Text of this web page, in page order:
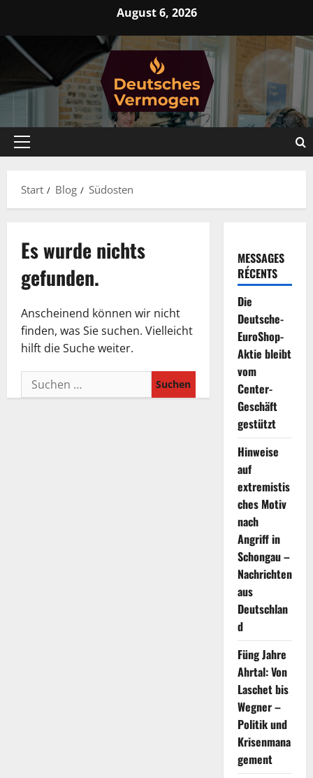
springen
August 6, 2026
Primäres
Start
Blog Südosten
Es wurde nichts
gefunden.
Anscheinend können wir nicht
finden, was Sie suchen. Vielleicht
hilft die Suche weiter.
Suchen
nach:
MESSAGES
RÉCENTS
Die
Deutsche-
EuroShop-
Aktie bleibt
vom
Center-
Geschäft
gestützt
Hinweise
auf
extremistis
ches Motiv
nach
Angriff in
Schongau –
Nachrichten
aus
Deutschlan
d
Füng Jahre
Ahrtal: Von
Laschet bis
Wegner –
Politik und
Krisenmana
gement